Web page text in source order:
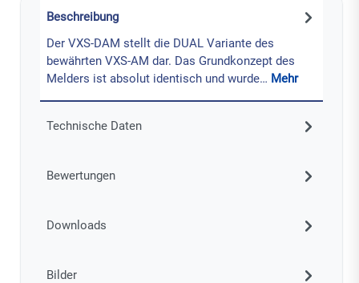
Beschreibung
Der VXS-DAM stellt die DUAL Variante des
bewährten VXS-AM dar. Das Grundkonzept des
Melders ist absolut identisch und wurde… Mehr
Technische Daten
Bewertungen
Downloads
Bilder